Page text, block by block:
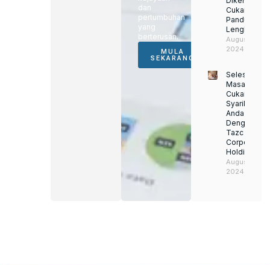
dan
pertumbuhan
yang
berterusan.
MULA
SEKARANG
Cukai:
Panduan
Lengkap
August 22,
2024
Selesaikan
Masalah
Cukai
Syarikat
Anda
Dengan
Tazc
Corporate
Holding
August 22,
2024